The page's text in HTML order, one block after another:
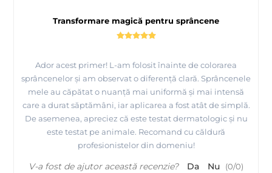
Transformare magică pentru sprâncene
Ador acest primer! L-am folosit înainte de colorarea
sprâncenelor și am observat o diferență clară. Sprâncenele
mele au căpătat o nuanță mai uniformă și mai intensă
care a durat săptămâni, iar aplicarea a fost atât de simplă.
De asemenea, apreciez că este testat dermatologic și nu
este testat pe animale. Recomand cu căldură
profesionistelor din domeniu!
V-a fost de ajutor această recenzie? Da Nu (0/0)